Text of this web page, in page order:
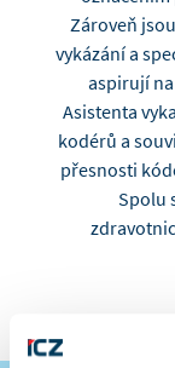
Zároveň
vykázání a
aspirují
Asistenta
kodérů a
přesnosti
Spolu